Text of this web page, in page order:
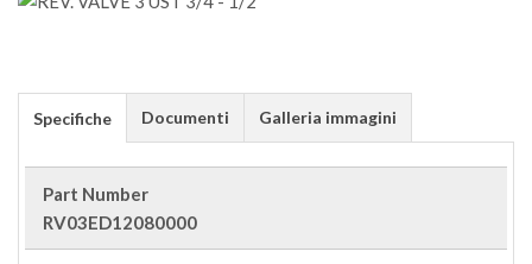
Specifiche Documenti Galleria immagini
Part Number
RV03ED12080000